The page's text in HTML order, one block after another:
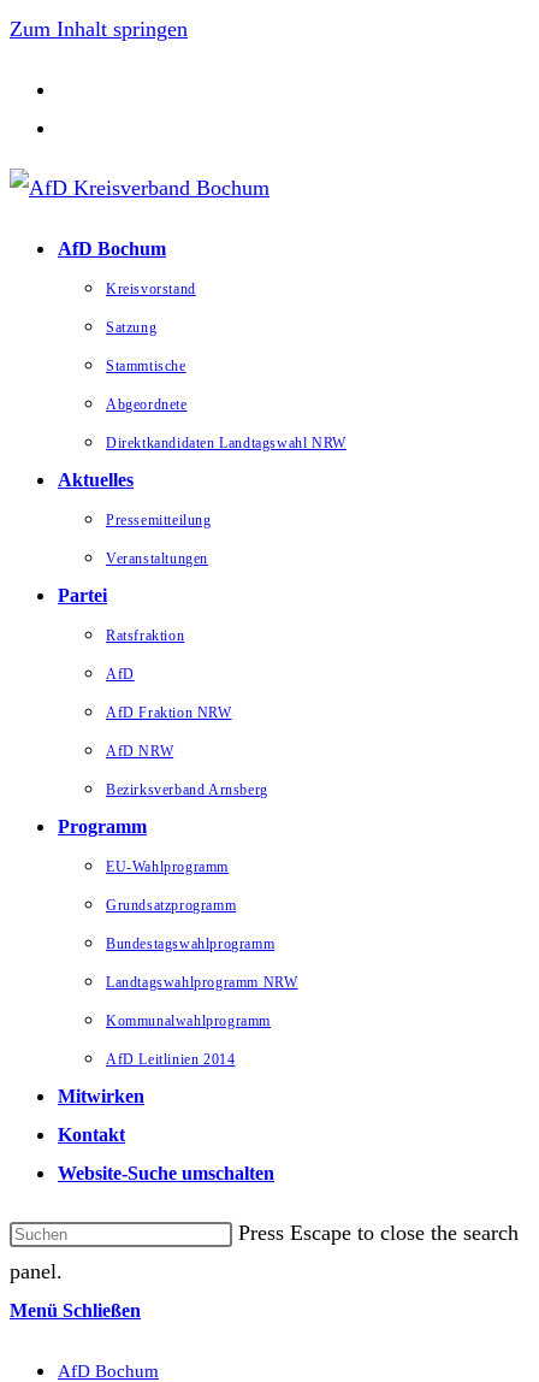
Zum Inhalt springen
AfD Bochum
Kreisvorstand
Satzung
Stammtische
Abgeordnete
Direktkandidaten Landtagswahl NRW
Aktuelles
Pressemitteilung
Veranstaltungen
Partei
Ratsfraktion
AfD
AfD Fraktion NRW
AfD NRW
Bezirksverband Arnsberg
Programm
EU-Wahlprogramm
Grundsatzprogramm
Bundestagswahlprogramm
Landtagswahlprogramm NRW
Kommunalwahlprogramm
AfD Leitlinien 2014
Mitwirken
Kontakt
Website-Suche umschalten
Press Escape to close the search
panel.
Menü Schließen
AfD Bochum